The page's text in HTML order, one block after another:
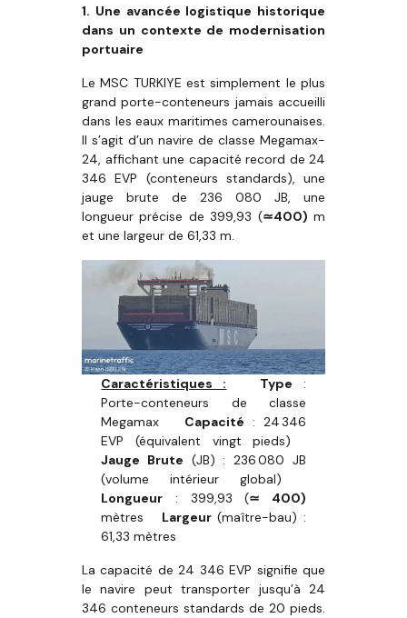
1. Une avancée logistique historique
dans un contexte de modernisation
portuaire
Le MSC TURKIYE est simplement le plus
grand porte-conteneurs jamais accueilli
dans les eaux maritimes camerounaises.
Il s’agit d’un navire de classe Megamax-
24, affichant une capacité record de 24
346 EVP (conteneurs standards), une
jauge brute de 236 080 JB, une
longueur précise de 399,93 (≃400) m
et une largeur de 61,33 m.
Caractéristiques : Type :
Porte-conteneurs de classe
Megamax Capacité : 24 346
EVP (équivalent vingt pieds)
Jauge Brute (JB) : 236 080 JB
(volume intérieur global)
Longueur : 399,93 (≃ 400)
mètres Largeur(maître-bau) :
61,33 mètres
La capacité de 24 346 EVP signifie que
le navire peut transporter jusqu’à 24
346 conteneurs standards de 20 pieds.